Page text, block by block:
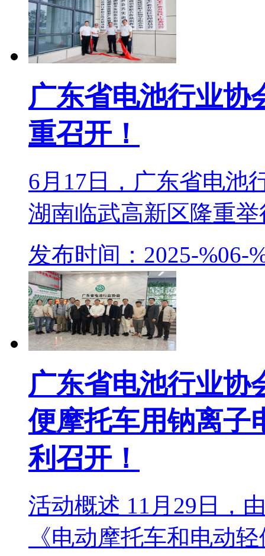
广东省电池行业协
重召开！
6月17日，广东省电池
湖南临武高新区隆重举
发布时间：2025-%06-
广东省电池行业协
便摩托车用钠离子
利召开！
活动概述 11月29日，
《电动摩托车和电动